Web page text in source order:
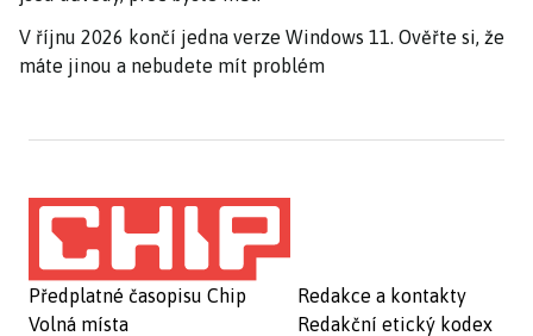
V říjnu 2026 končí jedna verze Windows 11. Ověřte si, že
máte jinou a nebudete mít problém
Předplatné časopisu Chip
Volná místa
Redakce a kontakty
Redakční etický kodex